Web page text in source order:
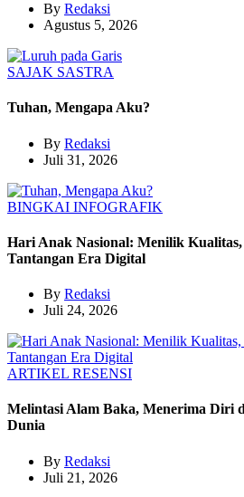
By Redaksi
Agustus 5, 2026
SAJAK SASTRA
Tuhan, Mengapa Aku?
By Redaksi
Juli 31, 2026
BINGKAI INFOGRAFIK
Hari Anak Nasional: Menilik Kualitas,
Tantangan Era Digital
By Redaksi
Juli 24, 2026
ARTIKEL RESENSI
Melintasi Alam Baka, Menerima Diri
Dunia
By Redaksi
Juli 21, 2026